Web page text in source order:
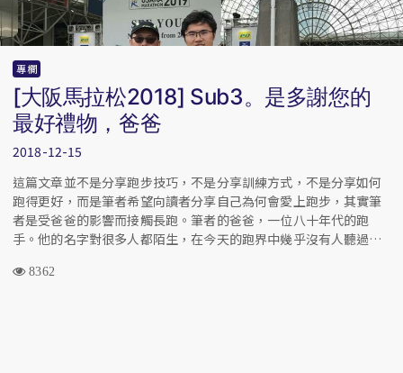
專欄
[大阪馬拉松2018] Sub3。是多謝您的
最好禮物，爸爸
2018-12-15
這篇文章並不是分享跑步技巧，不是分享訓練方式，不是分享如何
跑得更好，而是筆者希望向讀者分享自己為何會愛上跑步，其實筆
者是受爸爸的影響而接觸長跑。筆者的爸爸，一位八十年代的跑
手。他的名字對很多人都陌生，在今天的跑界中幾乎沒有人聽過，
傑出的跑手和爸爸。
8362